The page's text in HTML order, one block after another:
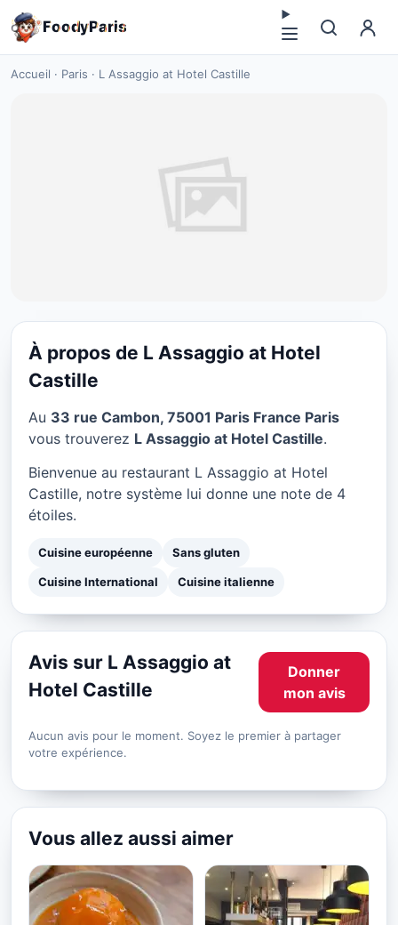
FoodyParis
Accueil · Paris · L Assaggio at Hotel Castille
CUISINE EUROPÉENNE
à Paris
À propos de L Assaggio at Hotel
Castille
Au 33 rue Cambon, 75001 Paris France Paris
vous trouverez L Assaggio at Hotel Castille.
Bienvenue au restaurant L Assaggio at Hotel
Castille, notre système lui donne une note de 4
étoiles.
Cuisine européenne Sans gluten
Cuisine International Cuisine italienne
Avis sur L Assaggio at
Hotel Castille
Donner
mon avis
Aucun avis pour le moment. Soyez le premier à partager
votre expérience.
Vous allez aussi aimer